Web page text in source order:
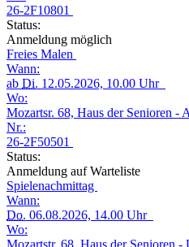
26-2F10801
Status:
Anmeldung möglich
Freies Malen
Wann:
ab Di. 12.05.2026, 10.00 Uhr
Wo:
Mozartsr. 68, Haus der Senioren -
Nr.:
26-2F50501
Status:
Anmeldung auf Warteliste
Spielenachmittag
Wann:
Do. 06.08.2026, 14.00 Uhr
Wo:
Mozartstr. 68, Haus der Senioren